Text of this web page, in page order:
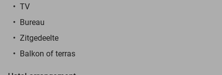
TV
Bureau
Zitgedeelte
Balkon of terras